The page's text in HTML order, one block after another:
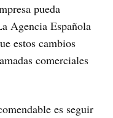
pueda
Agencia Española
estos cambios
comerciales
es seguir